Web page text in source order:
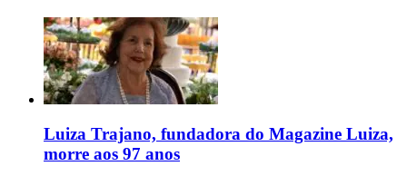
Luiza Trajano, fundadora do Magazine Luiza,
morre aos 97 anos